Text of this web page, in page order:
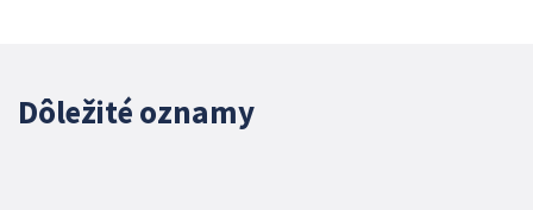
Dôležité oznamy